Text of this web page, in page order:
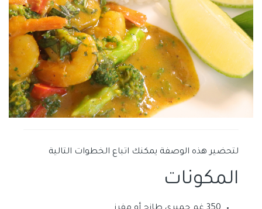
لتحضير هذه الوصفة يمكنك اتباع الخطوات التالية
المكونات